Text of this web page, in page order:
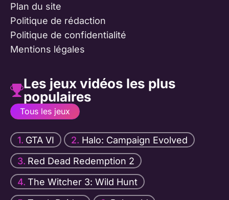
Plan du site
Politique de rédaction
Politique de confidentialité
Mentions légales
Les jeux vidéos les plus
populaires
Tous les jeux
GTA VI
Halo: Campaign Evolved
Red Dead Redemption 2
The Witcher 3: Wild Hunt